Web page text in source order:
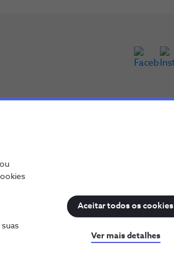
Aceitar todos os cookies
Ver mais detalhes